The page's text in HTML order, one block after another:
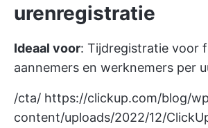
urenregistratie
Ideaal voor: Tijdregistratie voor
aannemers en werknemers per
/cta/ https://clickup.com/blog/
content/uploads/2022/12/